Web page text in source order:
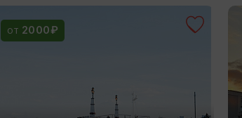
ОТ 2000₽